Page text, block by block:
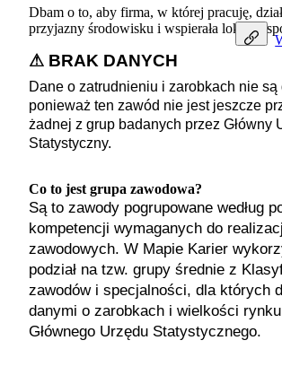
Dbam o to, aby firma, w której pracuję,
przyjazny środowisku i wspierała lokalną
⚠ BRAK DANYCH
Dane o zatrudnieniu i zarobkach nie są
ponieważ ten zawód nie jest jeszcze
żadnej z grup badanych przez Główny
Statystyczny.
Co to jest grupa zawodowa?
Są to zawody pogrupowane według
kompetencji wymaganych do
zawodowych. W Mapie Karier
podział na tzw. grupy średnie z
zawodów i specjalności, dla których
danymi o zarobkach i wielkości
Głównego Urzędu Statystycznego.